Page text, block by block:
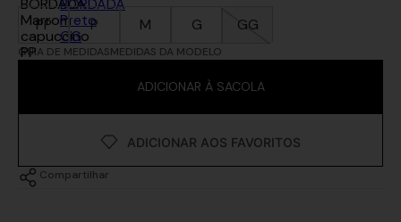
PP P M G GG
GUIA DE MEDIDASMEDIDAS DA MODELO
ADICIONAR À SACOLA
Compartilhar